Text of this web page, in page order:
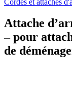
Attache
– pour
de